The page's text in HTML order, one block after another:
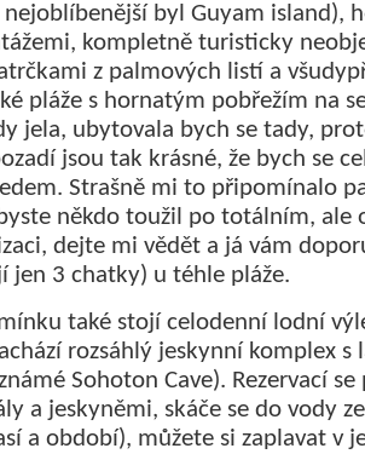
nejoblíbenější byl Guyam island),
kompletně turisticky
z palmových listí a
pláže s hornatým pobřežím na
jela, ubytovala bych se tady,
jsou tak krásné, že bych se
Strašně mi to připomínalo
někdo toužil po totálním,
dejte mi vědět a já vám
jen 3 chatky) u téhle pláže.
také stojí celodenní lodní
rozsáhlý jeskynní komplex
Sohoton Cave). Rezervací
a jeskyněmi, skáče se do vody
a období), můžete si zaplavat v